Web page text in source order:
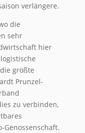
verlängere.
die
sehr
hier
größte
Prunzel-
zu verbinden,
Genossenschaft.